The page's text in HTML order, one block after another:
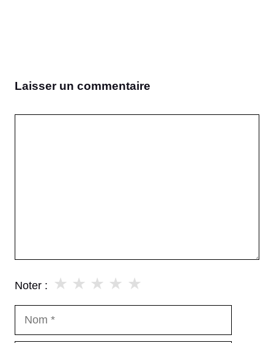
Laisser un commentaire
Noter : ★
★
★
★
★